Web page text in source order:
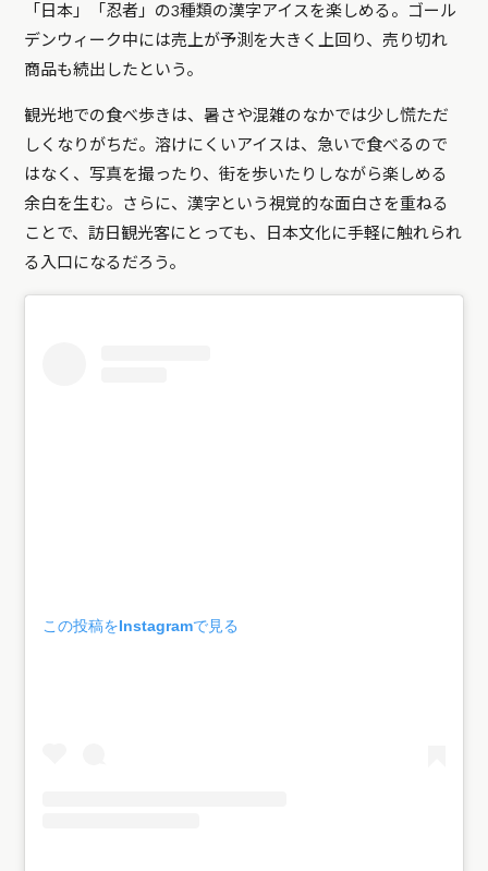
「日本」「忍者」の3種類の漢字アイスを楽しめる。ゴール
デンウィーク中には売上が予測を大きく上回り、売り切れ
商品も続出したという。
観光地での食べ歩きは、暑さや混雑のなかでは少し慌ただ
しくなりがちだ。溶けにくいアイスは、急いで食べるので
はなく、写真を撮ったり、街を歩いたりしながら楽しめる
余白を生む。さらに、漢字という視覚的な面白さを重ねる
ことで、訪日観光客にとっても、日本文化に手軽に触れられ
る入口になるだろう。
この投稿をInstagramで見る